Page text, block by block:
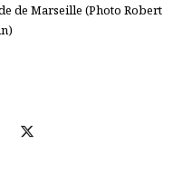
de Marseille (Photo Robert